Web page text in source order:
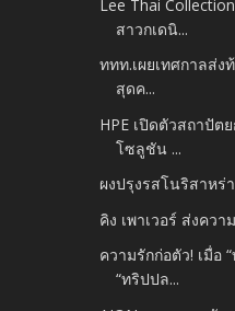
Lee Thai
สาวกเดนิ...
ททท.เผยเทศกาลส่ง
สุดค...
HPE เปิดตัวสถาปัต
โซลูชัน ...
ผงปรุงรสโนริสาหร่
คิง เพาเวอร์ ส่งคว
ความรักก่อตัว! เมื่อ
“ทริปปล...